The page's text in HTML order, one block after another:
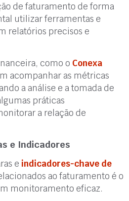
de faturamento de forma
utilizar ferramentas e
relatórios precisos e
como o Conexa
acompanhar as métricas
a análise e a tomada de
práticas
a relação de
e Indicadores
e indicadores-chave de
ao faturamento é o
monitoramento eficaz.